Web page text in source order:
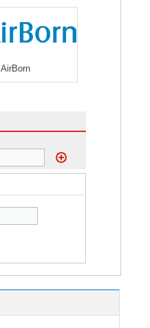
AirBorn